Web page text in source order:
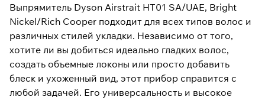
Выпрямитель Dyson Airstrait HT01 SA/UAE, Bright
Nickel/Rich Cooper подходит для всех типов волос и
различных стилей укладки. Независимо от того,
хотите ли вы добиться идеально гладких волос,
создать объемные локоны или просто добавить
блеск и ухоженный вид, этот прибор справится с
любой задачей. Его универсальность и высокое